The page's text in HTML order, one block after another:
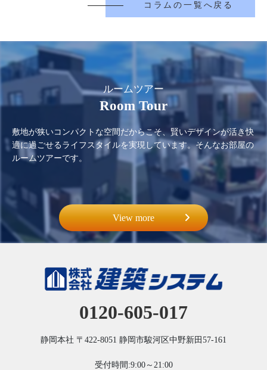
コラムの一覧へ戻る
View more
ルームツアー
Room Tour
敷地が狭いコンパクトな空間だからこそ、賢いデザインが活き快
適に過ごせるライフスタイルを実現しています。そんなお部屋の
ルームツアーです。
0120-605-017
静岡本社 〒422-8051 静岡市駿河区中野新田57-161
受付時間:9:00～21:00